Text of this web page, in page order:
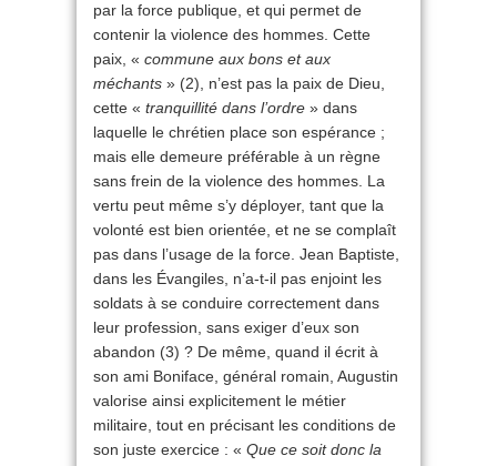
par la force publique, et qui permet de
contenir la violence des hommes. Cette
paix, « commune aux bons et aux
méchants » (2), n’est pas la paix de Dieu,
cette « tranquillité dans l’ordre » dans
laquelle le chrétien place son espérance ;
mais elle demeure préférable à un règne
sans frein de la violence des hommes. La
vertu peut même s’y déployer, tant que la
volonté est bien orientée, et ne se complaît
pas dans l’usage de la force. Jean Baptiste,
dans les Évangiles, n’a-t-il pas enjoint les
soldats à se conduire correctement dans
leur profession, sans exiger d’eux son
abandon (3) ? De même, quand il écrit à
son ami Boniface, général romain, Augustin
valorise ainsi explicitement le métier
militaire, tout en précisant les conditions de
son juste exercice : « Que ce soit donc la